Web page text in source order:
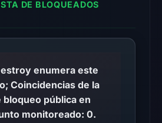
The
response
may
differ
DE BLOQUEADOS
enumera este
Coincidencias de la
bloqueo pública en
monitoreado: 0.